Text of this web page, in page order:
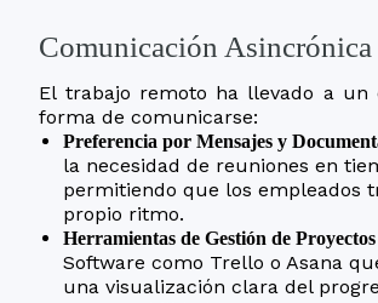
Comunicación Asincrónica
El trabajo remoto ha llevado a un
forma de comunicarse:
Preferencia por Mensajes y
la necesidad de reuniones en
permitiendo que los empleados
propio ritmo.
Herramientas de Gestión de
Software como Trello o Asana
una visualización clara del